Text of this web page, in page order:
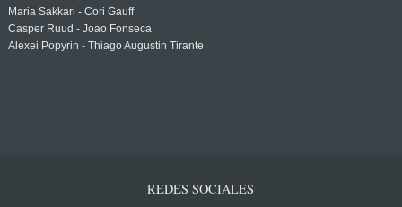
Maria Sakkari - Cori Gauff
Casper Ruud - Joao Fonseca
Alexei Popyrin - Thiago Augustin Tirante
REDES SOCIALES